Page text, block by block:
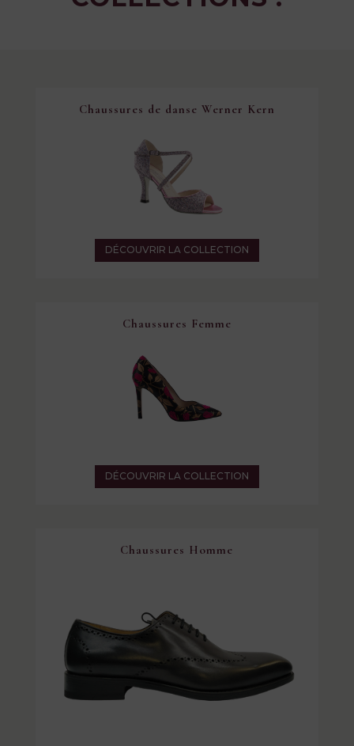
Chaussures de danse Werner Kern
DÉCOUVRIR LA COLLECTION
Chaussures Femme
DÉCOUVRIR LA COLLECTION
Chaussures Homme